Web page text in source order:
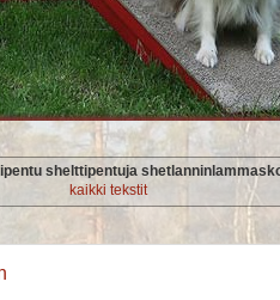
shelttipentuja
kaikki tekstit